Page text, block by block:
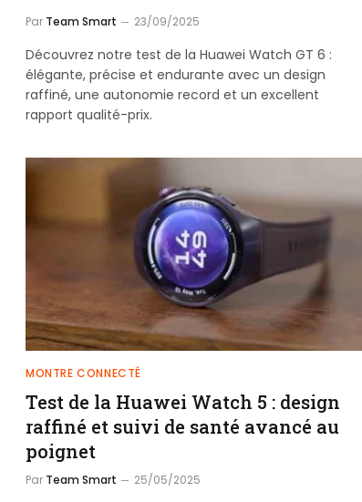
Par Team Smart 23/09/2025
Découvrez notre test de la Huawei Watch GT 6 :
élégante, précise et endurante avec un design
raffiné, une autonomie record et un excellent
rapport qualité-prix.
MONTRE CONNECTÉ
Test de la Huawei Watch 5 : design
raffiné et suivi de santé avancé au
poignet
Par Team Smart 25/05/2025